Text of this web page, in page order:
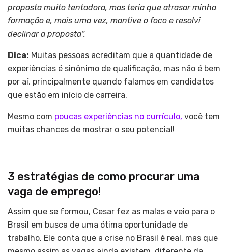
proposta muito tentadora, mas teria que atrasar minha
formação e, mais uma vez, mantive o foco e resolvi
declinar a proposta”.
Dica: Muitas pessoas acreditam que a quantidade de
experiências é sinônimo de qualificação, mas não é bem
por aí, principalmente quando falamos em candidatos
que estão em início de carreira.
Mesmo com poucas experiências no currículo, você tem
muitas chances de mostrar o seu potencial!
3 estratégias de como procurar uma
vaga de emprego!
Assim que se formou, Cesar fez as malas e veio para o
Brasil em busca de uma ótima oportunidade de
trabalho. Ele conta que a crise no Brasil é real, mas que